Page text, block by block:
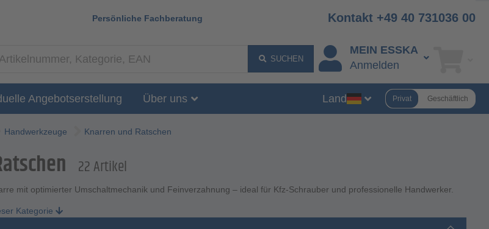
Persönliche Fachberatung Kontakt +49 40 731036 00
SUCHEN
MEIN ESSKA
Anmelden
Angebotserstellung Über uns Land Privat Geschäftlich
Handwerkzeuge Knarren und Ratschen
22 Artikel
mit optimierter Umschaltmechanik und Feinverzahnung – ideal für Kfz-Schrauber und professionelle Handwerker.
Kategorie